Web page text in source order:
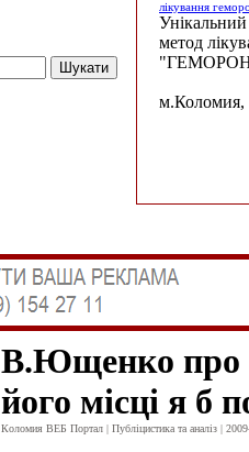
лікування
Унікальний
метод
м.Коломия,
В.Ющенко
його місці я б
Коломия ВЕБ Портал | Публіцистика та аналіз |